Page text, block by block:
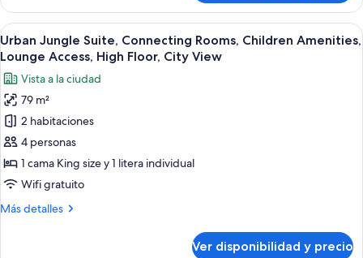
Studio26,
Marina
Bay
View,
High
Floor,
Balcony
Marina
Bay,
1
King
Access
to
Studio26,
Marina
Bay
High
Floor,
Ver
todas
las
fotos
de
Urban
Jungle
Suite,
Connecting
Children
Un cuarto de juegos infantil con un
5
Urban Jungle Suite, Connecting Rooms, Children Amenities,
Lounge Access, High Floor, City View
Vista a la ciudad
79 m²
2 habitaciones
4 personas
1 cama King size y 1 litera individual
Wifi gratuito
Más detalles
Más
Ver disponibilidad y precio